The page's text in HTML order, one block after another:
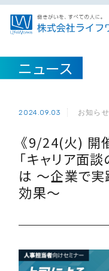
ニュース
2024.09.03 お知らせ
《9/24(火) 開
「キャリア面
は ～企業で
効果～